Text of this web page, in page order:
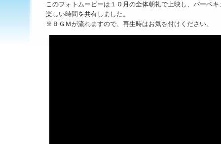
このフォトムービーは１０月の全体朝礼で上映し、バーベ
楽しい時間を共有しました。
※ＢＧＭが流れますので、再生時はお気を付けください。